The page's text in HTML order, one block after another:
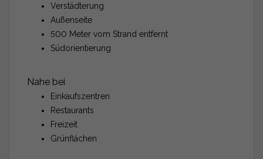
Verstädterung
Außenseite
500 Meter vom Strand entfernt
Südorientierung
Nahe bei
Einkaufszentren
Restaurants
Freizeit
Grünflächen